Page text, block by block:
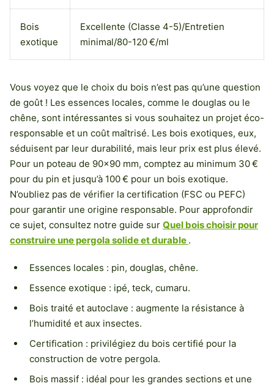
Bois
exotique
Excellente (Classe 4-5)/Entretien
minimal/80-120 €/ml
Vous voyez que le choix du bois n’est pas qu’une question
de goût ! Les essences locales, comme le douglas ou le
chêne, sont intéressantes si vous souhaitez un projet éco-
responsable et un coût maîtrisé. Les bois exotiques, eux,
séduisent par leur durabilité, mais leur prix est plus élevé.
Pour un poteau de 90×90 mm, comptez au minimum 30 €
pour du pin et jusqu’à 100 € pour un bois exotique.
N’oubliez pas de vérifier la certification (FSC ou PEFC)
pour garantir une origine responsable. Pour approfondir
ce sujet, consultez notre guide sur Quel bois choisir pour
construire une pergola solide et durable .
Essences locales : pin, douglas, chêne.
Essence exotique : ipé, teck, cumaru.
Bois traité et autoclave : augmente la résistance à
l’humidité et aux insectes.
Certification : privilégiez du bois certifié pour la
construction de votre pergola.
Bois massif : idéal pour les grandes sections et une